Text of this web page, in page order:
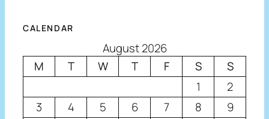
CALENDAR
August 2026
M
T W T F S
S
1
2
3
4 5 6 7 8
9